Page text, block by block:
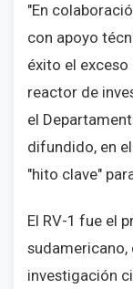
"En
con apoyo
éxito el
reactor de
el
difundido, en
"hito clave"
El RV-1 fue el
investigación